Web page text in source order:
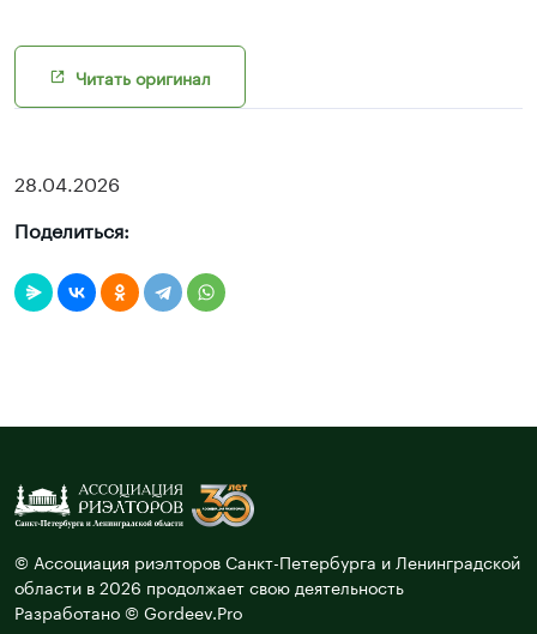
Читать оригинал
28.04.2026
Поделиться:
© Ассоциация риэлторов Санкт-Петербурга и Ленинградской
области в 2026 продолжает свою деятельность
Разработано © Gordeev.Pro